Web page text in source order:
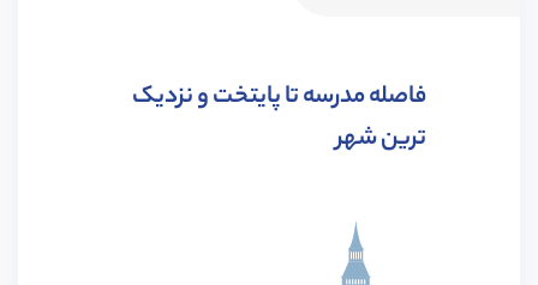
فاصله مدرسه تا پایتخت و نزدیک
ترین شهر